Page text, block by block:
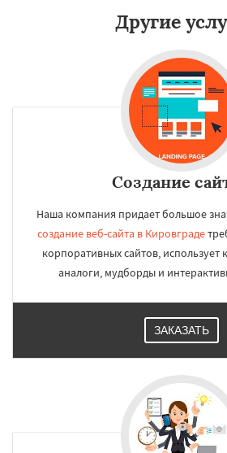
Другие
Создание
Наша компания придает большое
создание веб-сайта в Кировграде
корпоративных сайтов,
аналоги, мудборды и
ЗАКАЗАТЬ